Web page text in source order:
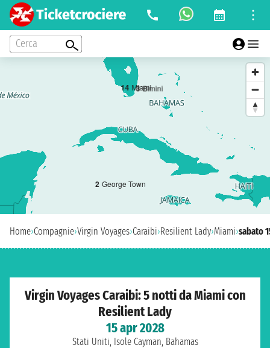
Cerca
14 Miami
2 George Town
3 Bimini
Home›Compagnie›Virgin Voyages›Caraibi›Resilient Lady›Miami›sabato
Virgin Voyages Caraibi: 5 notti da Miami con
Resilient Lady
15 apr 2028
Stati Uniti, Isole Cayman, Bahamas